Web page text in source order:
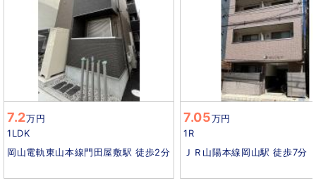
7.2万円
1LDK
岡山電軌東山本線門田屋敷駅 徒歩2分
7.05万円
1R
ＪＲ山陽本線岡山駅 徒歩7分